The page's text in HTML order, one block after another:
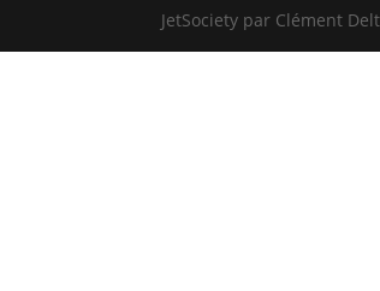
JetSociety par Clément